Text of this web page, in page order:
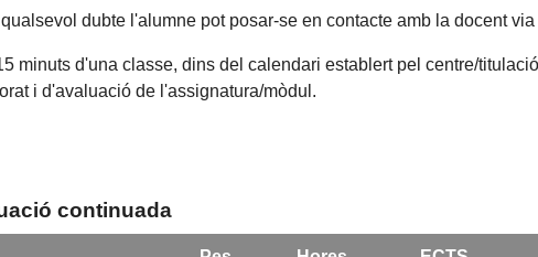
dubte l'alumne pot posar-se en contacte amb la docent
minuts d'una classe, dins del calendari establert pel centre/
i d'avaluació de l'assignatura/mòdul.
continuada